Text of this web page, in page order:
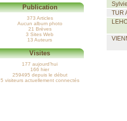
Sylvie
TUR
Publication
373 Articles
Aucun album photo
21 Brèves
3 Sites Web
13 Auteurs
Visites
177 aujourd’hui
166 hier
259495 depuis le début
5 visiteurs actuellement connectés